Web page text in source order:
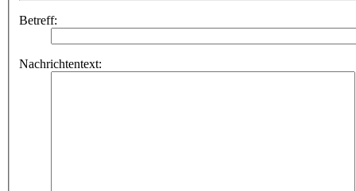
Betreff:
Nachrichtentext: